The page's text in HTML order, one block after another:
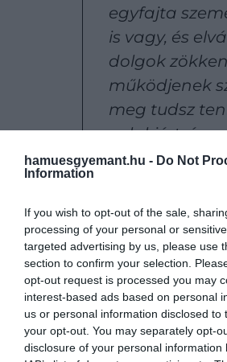
hamuesgyemant.hu - Do Not
Information
If you wish to opt-out of the sale,
processing of your personal or
targeted advertising by us, please use
section to confirm your selection.
opt-out request is processed you may
interest-based ads based on personal
us or personal information disclosed to
your opt-out. You may separately opt-
disclosure of your personal information
egyfajta
is vagy, és
dolgok
működjenek
meg tudsz
valakiért, és
befolyásolja
akkor az a jó
Olyasvalakit
elintézi a
– folytatta Harold.
Grant saját elmondása alapján